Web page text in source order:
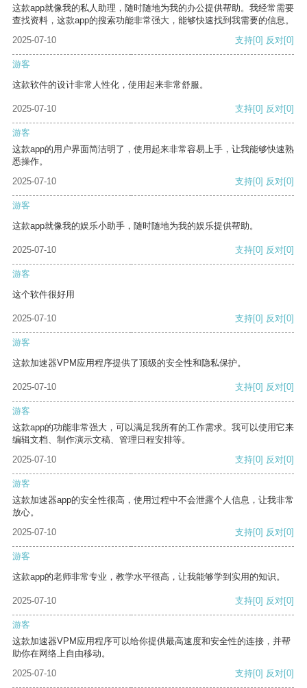
这款app就像我的私人助理，随时随地为我的办公提供帮助。我经常需要
查找资料，这款app的搜索功能非常强大，能够快速找到我需要的信息。
2025-07-10
支持[0] 反对[0]
游客
这款软件的设计非常人性化，使用起来非常舒服。
2025-07-10 支持[0] 反对[0]
游客
这款app的用户界面简洁明了，使用起来非常容易上手，让我能够快速熟
悉操作。
2025-07-10
支持[0] 反对[0]
游客
这款app就像我的娱乐小助手，随时随地为我的娱乐提供帮助。
2025-07-10 支持[0] 反对[0]
游客
这个软件很好用
2025-07-10 支持[0] 反对[0]
游客
这款加速器VPM应用程序提供了顶级的安全性和隐私保护。
2025-07-10 支持[0] 反对[0]
游客
这款app的功能非常强大，可以满足我所有的工作需求。我可以使用它来
编辑文档、制作演示文稿、管理日程安排等。
2025-07-10
支持[0] 反对[0]
游客
这款加速器app的安全性很高，使用过程中不会泄露个人信息，让我非常
放心。
2025-07-10
支持[0] 反对[0]
游客
这款app的老师非常专业，教学水平很高，让我能够学到实用的知识。
2025-07-10 支持[0] 反对[0]
游客
这款加速器VPM应用程序可以给你提供最高速度和安全性的连接，并帮
助你在网络上自由移动。
2025-07-10
支持[0] 反对[0]